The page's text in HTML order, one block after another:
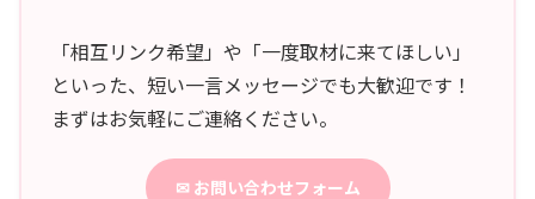
「相互リンク希望」や「一度取材に来てほしい」
といった、短い一言メッセージでも大歓迎です！
まずはお気軽にご連絡ください。
✉ お問い合わせフォーム